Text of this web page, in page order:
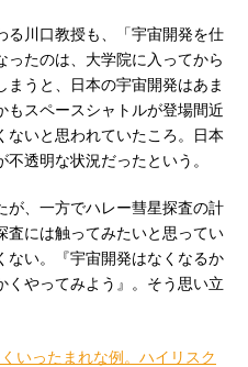
川口教授も、「宇宙開発を仕
たのは、大学院に入ってから
うと、日本の宇宙開発はあま
もスペースシャトルが登場間近
ないと思われていたころ。日本
透明な状況だったという。
、一方でハレー彗星探査の計
査には触ってみたいと思ってい
ない。『宇宙開発はなくなるか
くやってみよう』。そう思い立
いったまれな例。ハイリスク